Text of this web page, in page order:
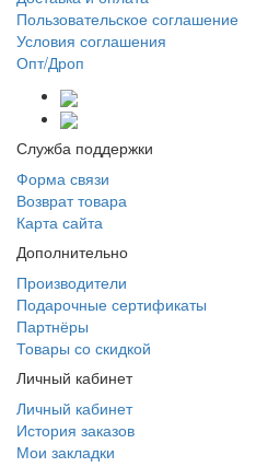
Пользовательское соглашение
Условия соглашения
Опт/Дроп
Служба поддержки
Форма связи
Возврат товара
Карта сайта
Дополнительно
Производители
Подарочные сертификаты
Партнёры
Товары со скидкой
Личный кабинет
Личный кабинет
История заказов
Мои закладки